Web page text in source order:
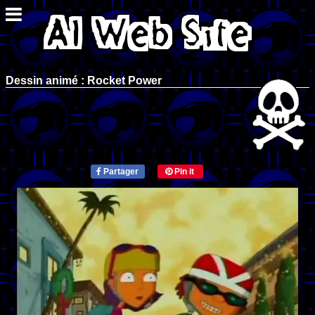
Dessin animé : Rocket Power
Partager Pin it